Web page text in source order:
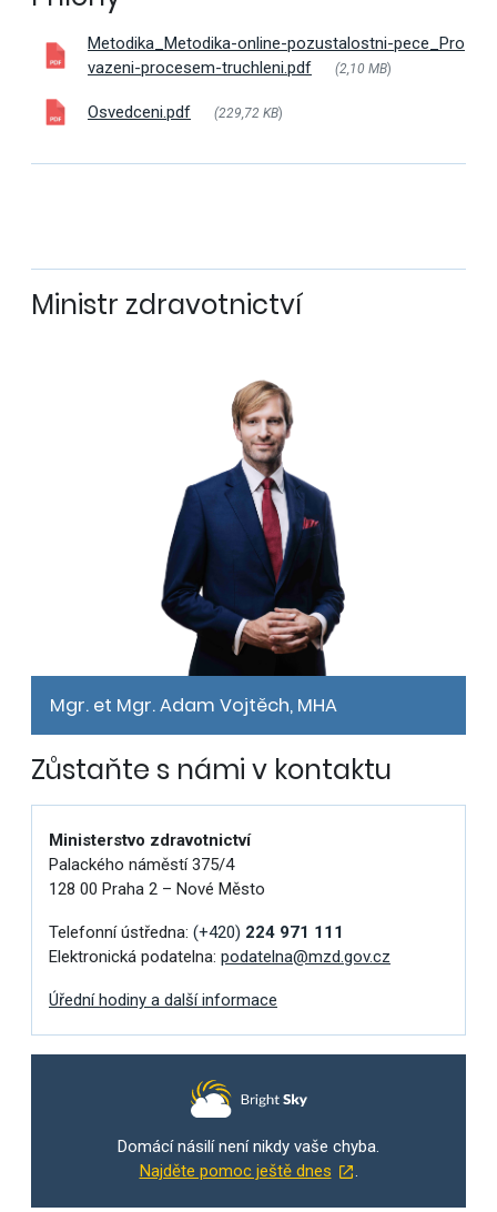
Metodika_Metodika-online-pozustalostni-pece_Pro
vazeni-procesem-truchleni.pdf
(2,10 MB)
Osvedceni.pdf (229,72 KB)
Ministr zdravotnictví
Mgr. et Mgr. Adam Vojtěch, MHA
Zůstaňte s námi v kontaktu
Ministerstvo zdravotnictví
Palackého náměstí 375/4
128 00 Praha 2 – Nové Město
Telefonní ústředna: (+420) 224 971 111
Elektronická podatelna: podatelna@mzd.gov.cz
Úřední hodiny a další informace
Domácí násilí není nikdy vaše chyba.
Najděte pomoc ještě dnes